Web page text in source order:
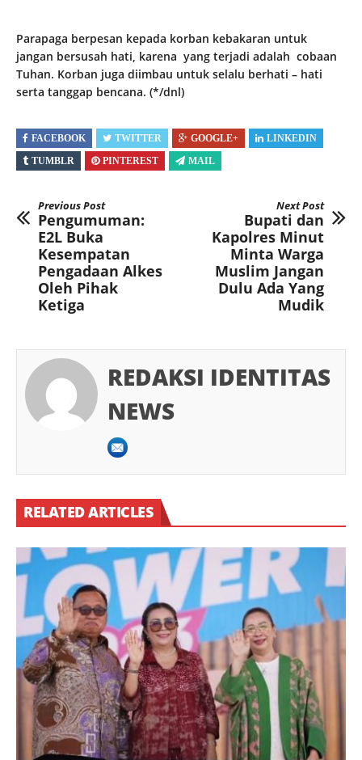
Parapaga berpesan kepada korban kebakaran untuk
jangan bersusah hati, karena yang terjadi adalah cobaan
Tuhan. Korban juga diimbau untuk selalu berhati – hati
serta tanggap bencana. (*/dnl)
FACEBOOK TWITTER GOOGLE+
LINKEDIN
TUMBLR
PINTEREST MAIL
Previous Post
Pengumuman:
E2L Buka
Kesempatan
Pengadaan Alkes
Oleh Pihak
Ketiga
Next Post
Bupati dan
Kapolres Minut
Minta Warga
Muslim Jangan
Dulu Ada Yang
Mudik
REDAKSI IDENTITAS
NEWS
RELATED ARTICLES